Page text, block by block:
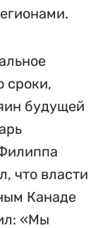
сроки,
будущей
что власти
Канаде
«Мы